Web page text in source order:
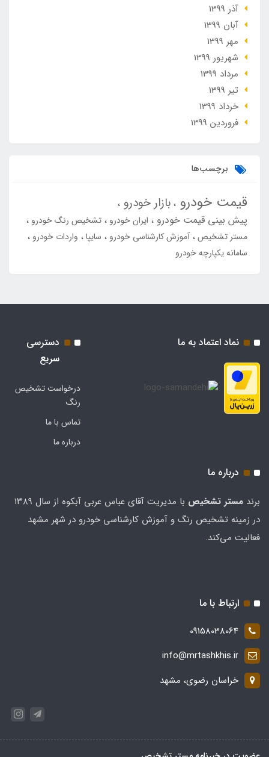
آذر 1399
آبان 1399
مهر 1399
شهریور 1399
مرداد 1399
تير 1399
خرداد 1399
فروردین 1399
برچسب‌ها
قیمت خودرو بازار خودرو
پیش بینی قیمت خودرو ایران خودرو
تشخیص رنگ خودرو
مستر تشخیص آموزش کارشناسی خودرو سایپا
واردات خودرو
سامانه یکپارچه خودرو
نماد اعتماد به ما
دسترسی
سریع
درخواست تشخیص
رنگ
تماس با ما
درباره ما
درباره ما
برند مستر تشخيص
با مدیریت آقای عباس عربی آبکوه از سال ۱۳۸۹
در زمینه تشخیص رنگ و آموزش کارشناسی خودرو در شهر مشهد
فعالیت می‌کند.
ارتباط با ما
09158038064
info@mrtashkhis.ir
خراسان رضوی، مشهد